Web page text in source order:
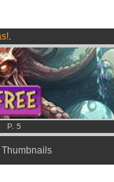
.
membership now
P. 5
Thumbnails